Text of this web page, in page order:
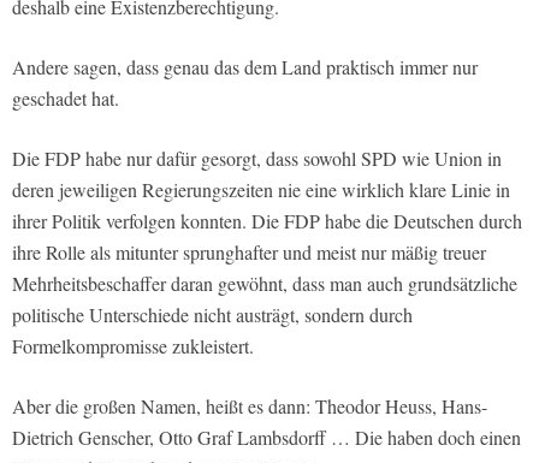
deshalb eine Existenzberechtigung.
Andere sagen, dass genau das dem Land praktisch immer nur
geschadet hat.
Die FDP habe nur dafür gesorgt, dass sowohl SPD wie Union in
deren jeweiligen Regierungszeiten nie eine wirklich klare Linie in
ihrer Politik verfolgen konnten. Die FDP habe die Deutschen durch
ihre Rolle als mitunter sprunghafter und meist nur mäßig treuer
Mehrheitsbeschaffer daran gewöhnt, dass man auch grundsätzliche
politische Unterschiede nicht austrägt, sondern durch
Formelkompromisse zukleistert.
Aber die großen Namen, heißt es dann: Theodor Heuss, Hans-
Dietrich Genscher, Otto Graf Lambsdorff … Die haben doch einen